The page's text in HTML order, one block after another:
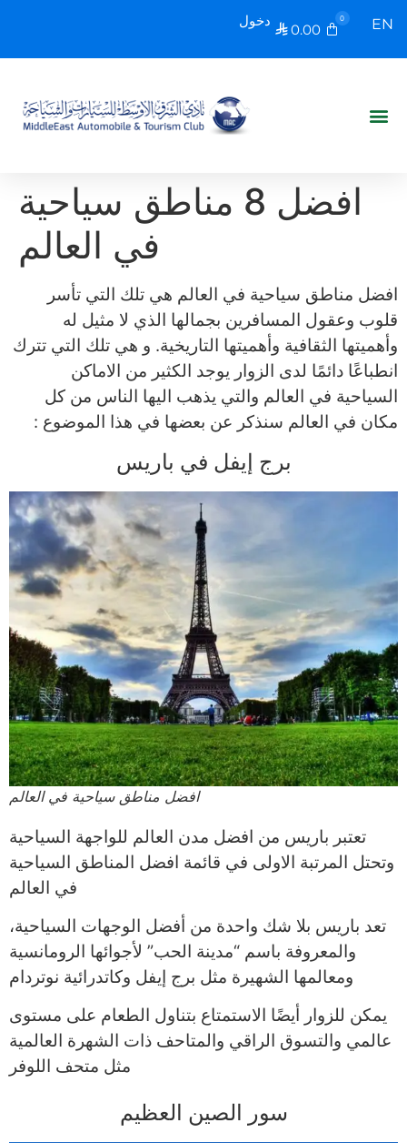
EN
0.00
0 دخول
افضل 8 مناطق سياحية
في العالم
افضل مناطق سياحية في العالم هي تلك التي تأسر
قلوب وعقول المسافرين بجمالها الذي لا مثيل له
وأهميتها الثقافية وأهميتها التاريخية. و هي تلك التي تترك
انطباعًا دائمًا لدى الزوار يوجد الكثير من الاماكن
السياحية في العالم والتي يذهب اليها الناس من كل
مكان في العالم سنذكر عن بعضها في هذا الموضوع :
برج إيفل في باريس
افضل مناطق سياحية في العالم
تعتبر باريس من افضل مدن العالم للواجهة السياحية
وتحتل المرتبة الاولى في قائمة افضل المناطق السياحية
في العالم
تعد باريس بلا شك واحدة من أفضل الوجهات السياحية،
والمعروفة باسم “مدينة الحب” لأجوائها الرومانسية
ومعالمها الشهيرة مثل برج إيفل وكاتدرائية نوتردام
يمكن للزوار أيضًا الاستمتاع بتناول الطعام على مستوى
عالمي والتسوق الراقي والمتاحف ذات الشهرة العالمية
مثل متحف اللوفر
سور الصين العظيم